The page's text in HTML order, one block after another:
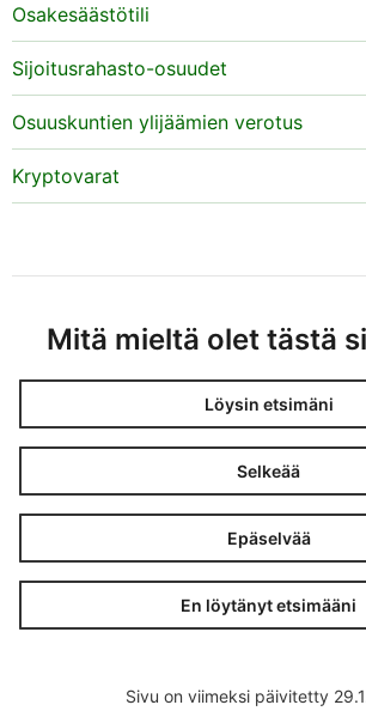
Verohallinto saa tietoja ulkomailta
ja valvoo niiden ilmoittamista
Lue lisää johdannaisten
Lue lisää automaattisesta
Osakesäästötili
Sijoitusrahasto-osuudet
Osuuskuntien ylijäämien verotus
Kryptovarat
Mitä mieltä olet tästä
Löysin etsimäni
Selkeää
Epäselvää
En löytänyt etsimääni
Sivu on viimeksi päivitetty